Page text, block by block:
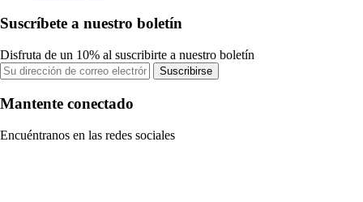
Suscríbete a nuestro boletín
Disfruta de un 10% al suscribirte a nuestro boletín
Suscribirse
Mantente conectado
Encuéntranos en las redes sociales